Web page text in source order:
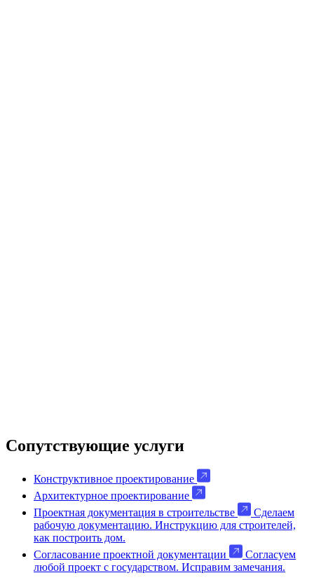
Сопутствующие услуги
Конструктивное проектирование
Архитектурное проектирование
Проектная документация в строительстве
Сделаем
рабочую документацию. Инструкцию для строителей,
как построить дом.
Cогласование проектной документации
Согласуем
любой проект с государством. Исправим замечания.